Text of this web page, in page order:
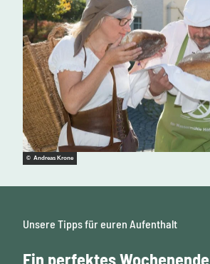
© Andreas Krone
Unsere Tipps für euren Aufenthalt
Ein perfektes Wochenende